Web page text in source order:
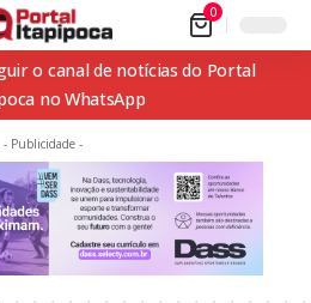
0
o canal de notícias do Portal
no WhatsApp
- Publicidade -